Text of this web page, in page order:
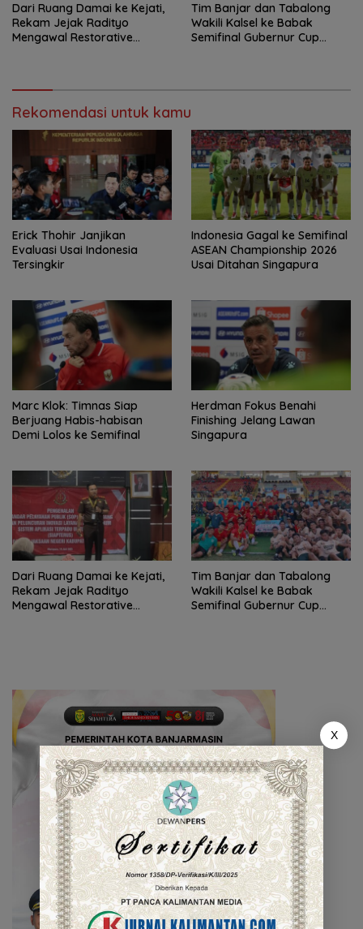
Dari Ruang Damai ke Kejati,
Rekam Jejak Radityo
Mengawal Restorative
Tim Banjar dan Tabalong
Wakili Kalsel ke Babak
Semifinal Gubernur Cup
Rekomendasi untuk kamu
Erick Thohir Janjikan
Evaluasi Usai Indonesia
Tersingkir
Indonesia Gagal ke Semifinal
ASEAN Championship 2026
Usai Ditahan Singapura
Marc Klok: Timnas Siap
Berjuang Habis-habisan
Demi Lolos ke Semifinal
Herdman Fokus Benahi
Finishing Jelang Lawan
Singapura
Dari Ruang Damai ke Kejati,
Rekam Jejak Radityo
Mengawal Restorative
Tim Banjar dan Tabalong
Wakili Kalsel ke Babak
Semifinal Gubernur Cup
X